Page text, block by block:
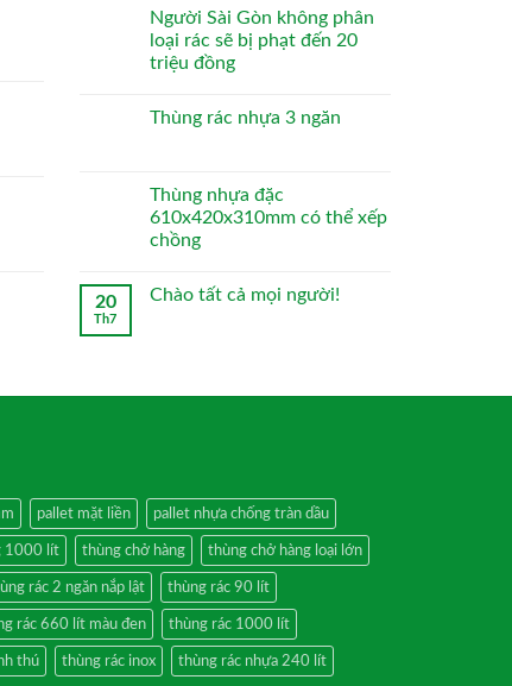
Người Sài Gòn không phân
loại rác sẽ bị phạt đến 20
triệu đồng
Thùng rác nhựa 3 ngăn
Thùng nhựa đặc
610x420x310mm có thể xếp
chồng
20
Th7
Chào tất cả mọi người!
pallet mặt liền pallet nhựa chống tràn dầu
1000 lít thùng chở hàng thùng chở hàng loại lớn
rác 2 ngăn nắp lật thùng rác 90 lít
rác 660 lít màu đen thùng rác 1000 lít
thú thùng rác inox thùng rác nhựa 240 lít